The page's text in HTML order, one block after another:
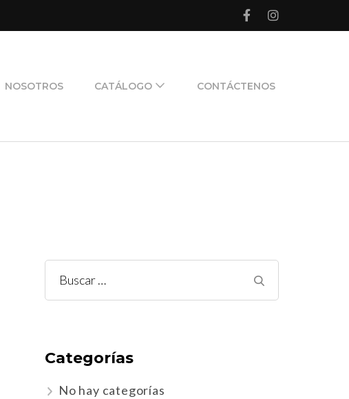
NOSOTROS CATÁLOGO CONTÁCTENOS
Buscar:
Categorías
No hay categorías